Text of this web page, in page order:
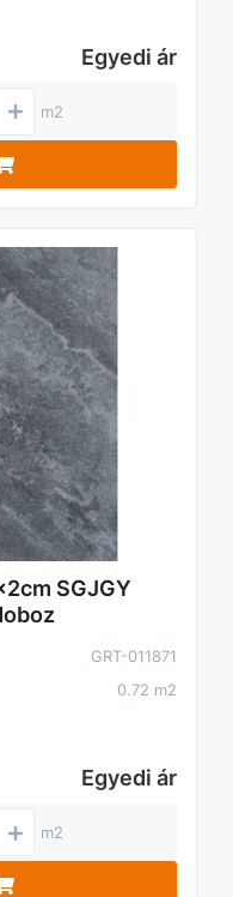
Egyedi ár
m2
SGJGY
GRT-011871
0.72 m2
Egyedi ár
m2